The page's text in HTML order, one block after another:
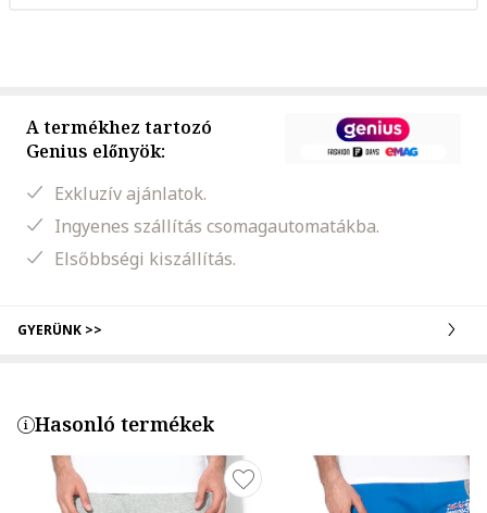
A termékhez tartozó
Genius előnyök:
Exkluzív ajánlatok.
Ingyenes szállítás csomagautomatákba.
Elsőbbségi kiszállítás.
GYERÜNK >>
Hasonló termékek